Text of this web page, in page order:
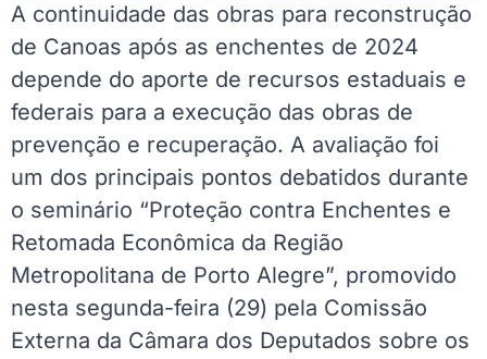
A continuidade das obras para reconstrução
de Canoas após as enchentes de 2024
depende do aporte de recursos estaduais e
federais para a execução das obras de
prevenção e recuperação. A avaliação foi
um dos principais pontos debatidos durante
o seminário “Proteção contra Enchentes e
Retomada Econômica da Região
Metropolitana de Porto Alegre”, promovido
nesta segunda-feira (29) pela Comissão
Externa da Câmara dos Deputados sobre os